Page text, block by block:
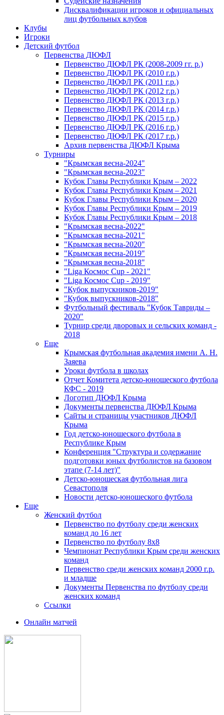
Дисквалификации игроков и официальных
лиц футбольных клубов
Клубы
Игроки
Детский футбол
Первенства ДЮФЛ
Первенство ДЮФЛ РК (2008-2009 гг. р.)
Первенство ДЮФЛ РК (2010 г.р.)
Первенство ДЮФЛ РК (2011 г.р.)
Первенство ДЮФЛ РК (2012 г.р.)
Первенство ДЮФЛ РК (2013 г.р.)
Первенство ДЮФЛ РК (2014 г.р.)
Первенство ДЮФЛ РК (2015 г.р.)
Первенство ДЮФЛ РК (2016 г.р.)
Первенство ДЮФЛ РК (2017 г.р.)
Архив первенства ДЮФЛ Крыма
Турниры
"Крымская весна-2024"
"Крымская весна-2023"
Кубок Главы Республики Крым – 2022
Кубок Главы Республики Крым – 2021
Кубок Главы Республики Крым – 2020
Кубок Главы Республики Крым – 2019
Кубок Главы Республики Крым – 2018
"Крымская весна-2022"
"Крымская весна-2021"
"Крымская весна-2020"
"Крымская весна-2019"
"Крымская весна-2018"
"Liga Космос Cup - 2021"
"Liga Космос Cup - 2019"
"Кубок выпускников-2019"
"Кубок выпускников-2018"
Футбольный фестиваль "Кубок Тавриды –
2020"
Турнир среди дворовых и сельских команд -
2018
Еще
Крымская футбольная академия имени А. Н.
Заяева
Уроки футбола в школах
Отчет Комитета детско-юношеского футбола
КФС - 2019
Логотип ДЮФЛ Крыма
Документы первенства ДЮФЛ Крыма
Сайты и страницы участников ДЮФЛ
Крыма
Год детско-юношеского футбола в
Республике Крым
Конференция "Структура и содержание
подготовки юных футболистов на базовом
этапе (7-14 лет)"
Детско-юношеская футбольная лига
Севастополя
Новости детско-юношеского футбола
Еще
Женский футбол
Первенство по футболу среди женских
команд до 16 лет
Первенство по футболу 8х8
Чемпионат Республики Крым среди женских
команд
Первенство среди женских команд 2000 г.р.
и младше
Документы Первенства по футболу среди
женских команд
Ссылки
Онлайн матчей